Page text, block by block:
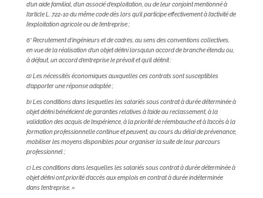
d’un aide familial, d’un associé d’exploitation, ou de leur conjoint mentionné à
l’article L. 722-10 du même code dès lors qu’il participe effectivement à l’activité de
l’exploitation agricole ou de l’entreprise ;
6° Recrutement d’ingénieurs et de cadres, au sens des conventions collectives,
en vue de la réalisation d’un objet défini lorsqu’un accord de branche étendu ou,
à défaut, un accord d’entreprise le prévoit et qu’il définit :
a) Les nécessités économiques auxquelles ces contrats sont susceptibles
d’apporter une réponse adaptée ;
b) Les conditions dans lesquelles les salariés sous contrat à durée déterminée à
objet défini bénéficient de garanties relatives à l’aide au reclassement, à la
validation des acquis de l’expérience, à la priorité de réembauche et à l’accès à la
formation professionnelle continue et peuvent, au cours du délai de prévenance,
mobiliser les moyens disponibles pour organiser la suite de leur parcours
professionnel ;
c) Les conditions dans lesquelles les salariés sous contrat à durée déterminée à
objet défini ont priorité d’accès aux emplois en contrat à durée indéterminée
dans l’entreprise. »